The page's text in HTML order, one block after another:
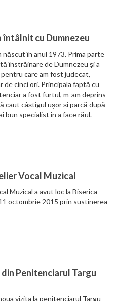
cu Dumnezeu
în anul 1973. Prima parte
înstrăinare de Dumnezeu și a
care am fost judecat,
de cinci ori. Principala faptă cu
a fost furtul, m-am deprins
caut câștigul ușor și parcă după
bun specialist în a face răul.
Vocal Muzical
Muzical a avut loc la Biserica
octombrie 2015 prin sustinerea
Penitenciarul Targu
vizita la penitenciarul Targu